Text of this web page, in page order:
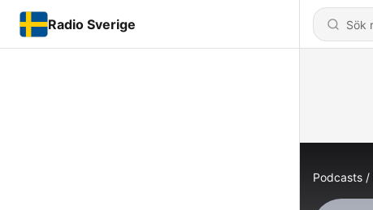
Radio Sverige
Podcasts